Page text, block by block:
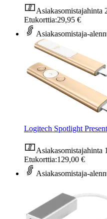
Asiakasomistajahinta
Etukorttia:29,95 €
Asiakasomistaja-
Logitech Spotlight
Asiakasomistajahinta
Etukorttia:129,00 €
Asiakasomistaja-